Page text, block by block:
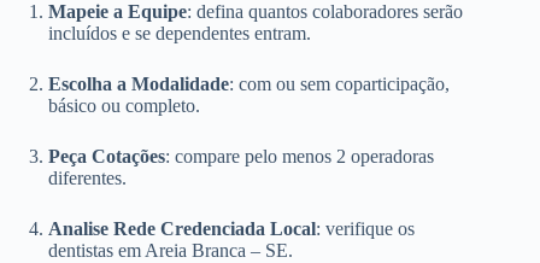
Mapeie a Equipe: defina quantos colaboradores serão
incluídos e se dependentes entram.
Escolha a Modalidade: com ou sem coparticipação,
básico ou completo.
Peça Cotações: compare pelo menos 2 operadoras
diferentes.
Analise Rede Credenciada Local: verifique os
dentistas em Areia Branca – SE.